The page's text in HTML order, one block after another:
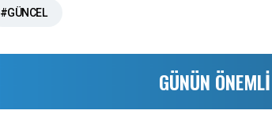
#GÜNCEL
GÜNÜN